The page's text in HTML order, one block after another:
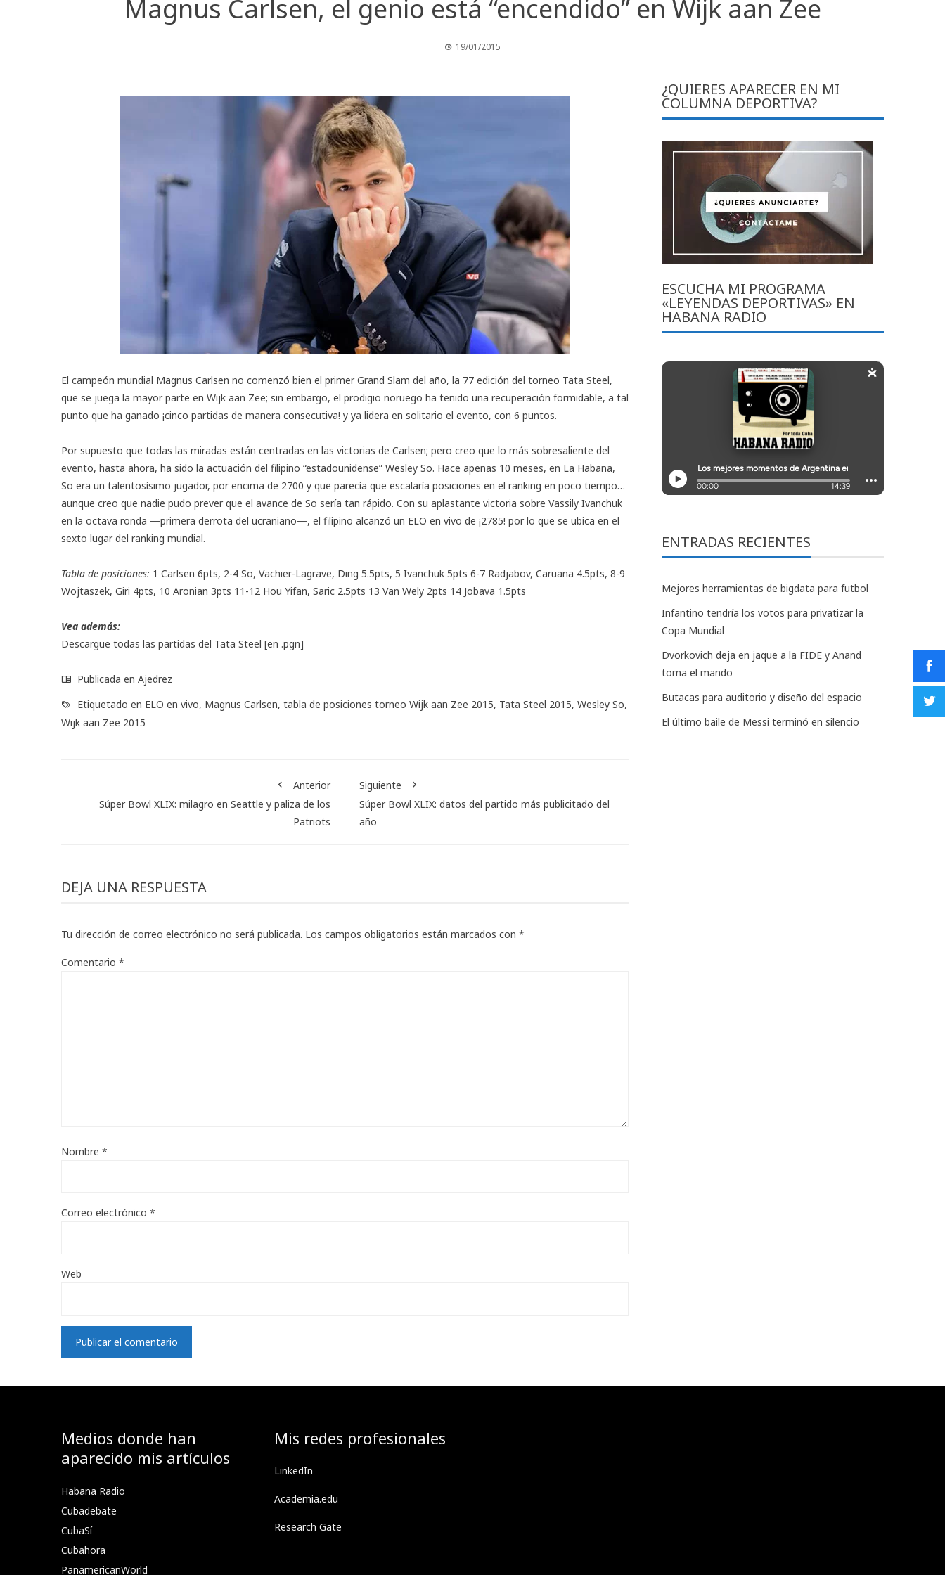
Magnus Carlsen, el genio está “encendido” en Wijk aan Zee
19/01/2015
El campeón mundial Magnus Carlsen no comenzó bien el primer Grand Slam del año, la 77 edición del torneo Tata Steel,
que se juega la mayor parte en Wijk aan Zee; sin embargo, el prodigio noruego ha tenido una recuperación formidable, a tal
punto que ha ganado ¡cinco partidas de manera consecutiva! y ya lidera en solitario el evento, con 6 puntos.
Por supuesto que todas las miradas están centradas en las victorias de Carlsen; pero creo que lo más sobresaliente del
evento, hasta ahora, ha sido la actuación del filipino “estadounidense” Wesley So. Hace apenas 10 meses, en La Habana,
So era un talentosísimo jugador, por encima de 2700 y que parecía que escalaría posiciones en el ranking en poco tiempo…
aunque creo que nadie pudo prever que el avance de So sería tan rápido. Con su aplastante victoria sobre Vassily Ivanchuk
en la octava ronda —primera derrota del ucraniano—, el filipino alcanzó un ELO en vivo de ¡2785! por lo que se ubica en el
sexto lugar del ranking mundial.
Tabla de posiciones: 1 Carlsen 6pts, 2-4 So, Vachier-Lagrave, Ding 5.5pts, 5 Ivanchuk 5pts 6-7 Radjabov, Caruana 4.5pts, 8-9
Wojtaszek, Giri 4pts, 10 Aronian 3pts 11-12 Hou Yifan, Saric 2.5pts 13 Van Wely 2pts 14 Jobava 1.5pts
Vea además:
Descargue todas las partidas del Tata Steel [en .pgn]
Publicada en Ajedrez
Etiquetado en ELO en vivo, Magnus Carlsen, tabla de posiciones torneo Wijk aan Zee 2015, Tata Steel 2015, Wesley So,
Wijk aan Zee 2015
Anterior
Súper Bowl XLIX: milagro en Seattle y paliza de los
Patriots
Siguiente
Súper Bowl XLIX: datos del partido más publicitado del
año
DEJA UNA RESPUESTA
Tu dirección de correo electrónico no será publicada. Los campos obligatorios están marcados con *
Comentario *
Nombre *
Correo electrónico *
Web
¿QUIERES APARECER EN MI
COLUMNA DEPORTIVA?
ESCUCHA MI PROGRAMA
«LEYENDAS DEPORTIVAS» EN
HABANA RADIO
ENTRADAS RECIENTES
Mejores herramientas de bigdata para futbol
Infantino tendría los votos para privatizar la
Copa Mundial
Dvorkovich deja en jaque a la FIDE y Anand
toma el mando
Butacas para auditorio y diseño del espacio
El último baile de Messi terminó en silencio
Medios donde han
aparecido mis artículos
Habana Radio
Cubadebate
CubaSí
Cubahora
PanamericanWorld
Mis redes profesionales
LinkedIn
Academia.edu
Research Gate